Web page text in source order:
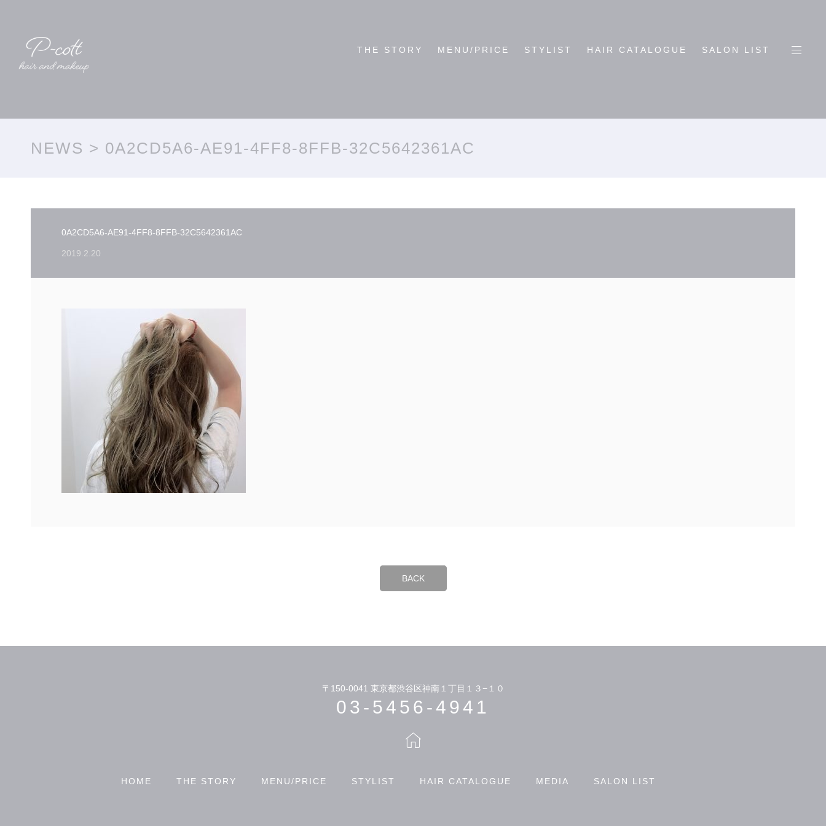
THE STORY MENU/PRICE STYLIST HAIR CATALOGUE SALON LIST
NEWS > 0A2CD5A6-AE91-4FF8-8FFB-32C5642361AC
0A2CD5A6-AE91-4FF8-8FFB-32C5642361AC
2019.2.20
BACK
〒150-0041 東京都渋谷区神南１丁目１３−１０
03-5456-4941
HOME THE STORY MENU/PRICE STYLIST HAIR CATALOGUE MEDIA SALON LIST